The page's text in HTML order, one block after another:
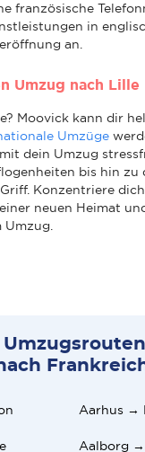
französische
in
an.
Umzug nach Lille
Moovick kann dir
Umzüge
dein Umzug
bis hin zu
Konzentriere
neuen Heimat
Aarhus →
Aalborg